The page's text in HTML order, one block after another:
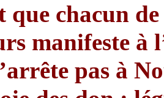
que chacun
manifeste à
pas à